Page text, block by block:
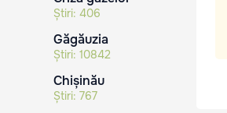
Știri: 406
Găgăuzia
Știri: 10842
Chișinău
Știri: 767